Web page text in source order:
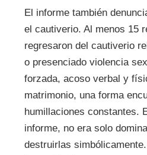
El informe también
el cautiverio. Al menos 15
regresaron del cautiverio
o presenciado violencia
forzada, acoso verbal y
matrimonio, una forma
humillaciones constantes.
informe, no era solo
destruirlas